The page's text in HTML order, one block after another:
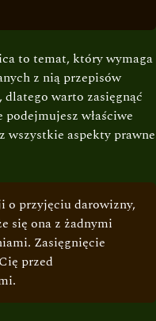
to temat, który wymaga
z nią przepisów
warto zasięgnąć
właściwe
wszystkie aspekty prawne
o przyjęciu darowizny,
się ona z żadnymi
Zasięgnięcie
przed